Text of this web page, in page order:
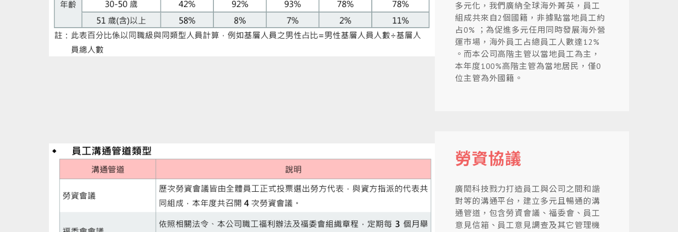
多元化，我們廣納全球海外菁英，員工
組成共來自2個國籍，非據點當地員工約
占0% ；為促進多元任用同時發展海外營
運市場，海外員工占總員工人數達12%
。而本公司高階主管以當地員工為主，
本年度100%高階主管為當地居民，僅0
位主管為外國籍。
勞資協議
廣閎科技戮力打造員工與公司之間和諧
對等的溝通平台，建立多元且暢通的溝
通管道，包含勞資會議、福委會、員工
意見信箱、員工意見調查及其它管理機